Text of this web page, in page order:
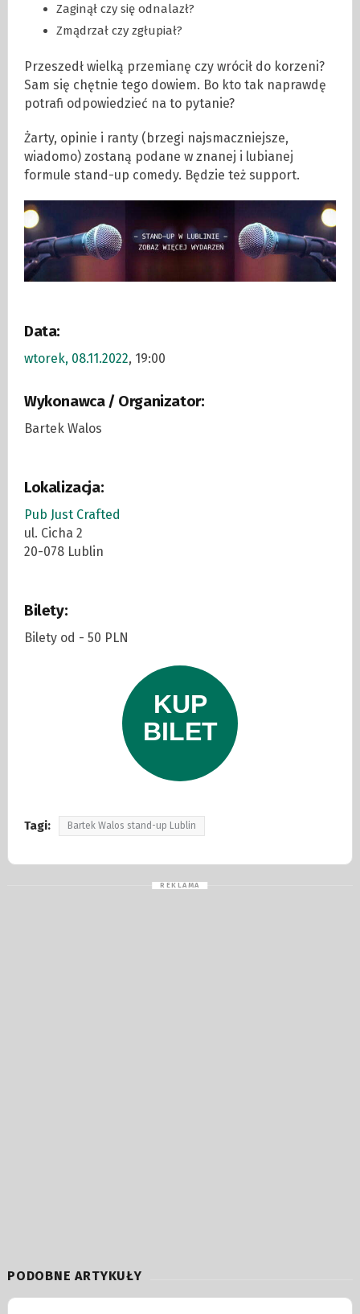
Zaginął czy się odnalazł?
Zmądrzał czy zgłupiał?
Przeszedł wielką przemianę czy wrócił do korzeni?
Sam się chętnie tego dowiem. Bo kto tak naprawdę
potrafi odpowiedzieć na to pytanie?
Żarty, opinie i ranty (brzegi najsmaczniejsze,
wiadomo) zostaną podane w znanej i lubianej
formule stand-up comedy. Będzie też support.
Data:
wtorek, 08.11.2022, 19:00
Wykonawca / Organizator:
Bartek Walos
Lokalizacja:
Pub Just Crafted
ul. Cicha 2
20-078 Lublin
Bilety:
Bilety od - 50 PLN
Tagi: Bartek Walos stand-up Lublin
PODOBNE ARTYKUŁY